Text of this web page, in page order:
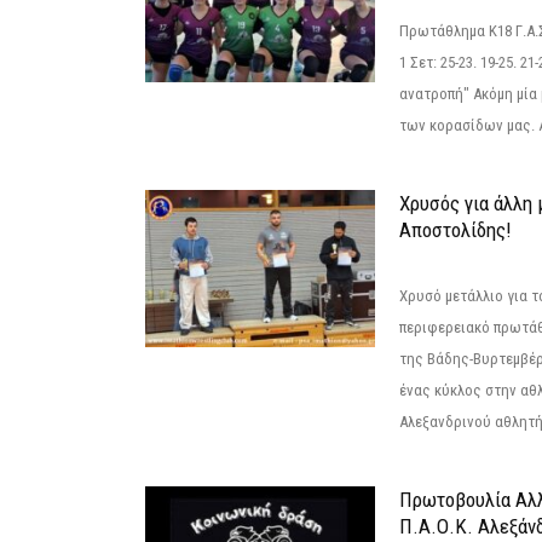
Πρωτάθλημα Κ18
1 Σετ: 25-23. 19-25.
ανατροπή" Ακόμη μία
των κορασίδων μας.
Χρυσός για άλλη
Αποστολίδης!
Χρυσό μετάλλιο για
περιφερειακό
της Βάδης-
ένας κύκλος στην
Αλεξανδρινού
Πρωτοβουλία
Π.Α.Ο.Κ.